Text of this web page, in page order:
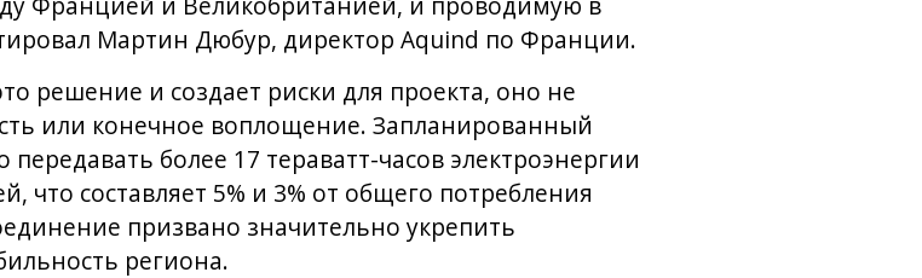
Мартин Дюбур, директор Aquind по Франции.
решение и создает риски для проекта, оно не
или конечное воплощение. Запланированный
более 17 тераватт-часов электроэнергии
составляет 5% и 3% от общего потребления
призвано значительно укрепить
региона.